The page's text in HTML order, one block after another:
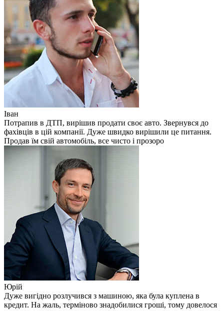
Іван
Потрапив в ДТП, вирішив продати своє авто. Звернувся до
фахівців в цій компанії. Дуже швидко вирішили це питання.
Продав їм свій автомобіль, все чисто і прозоро
Юрій
Дуже вигідно розлучився з машиною, яка була куплена в
кредит. На жаль, терміново знадобилися гроші, тому довелося